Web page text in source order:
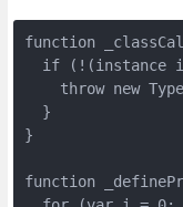
function
if (!(instance
throw new
  }
}
function